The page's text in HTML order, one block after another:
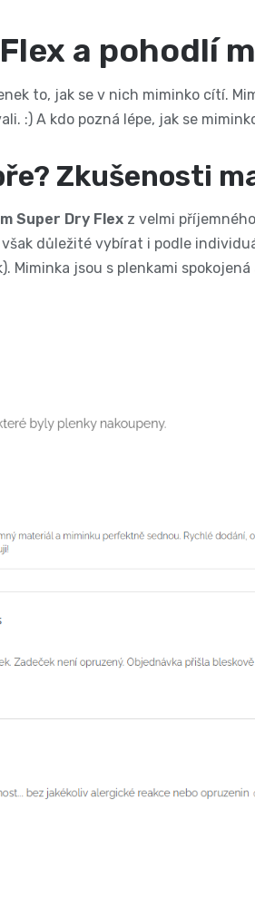
a pohodlí
to, jak se v nich miminko cítí.
:) A kdo pozná lépe, jak se
Zkušenosti
Super Dry Flex z velmi
důležité vybírat i podle
Miminka jsou s plenkami